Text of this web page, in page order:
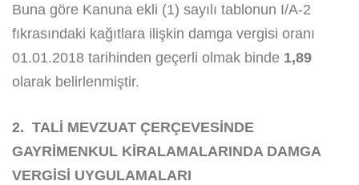
Buna göre Kanuna ekli (1) sayılı tablonun I/A-2
fıkrasındaki kağıtlara ilişkin damga vergisi oranı
01.01.2018 tarihinden geçerli olmak binde 1,89
olarak belirlenmiştir.
2. TALİ MEVZUAT ÇERÇEVESİNDE
GAYRİMENKUL KİRALAMALARINDA DAMGA
VERGİSİ UYGULAMALARI